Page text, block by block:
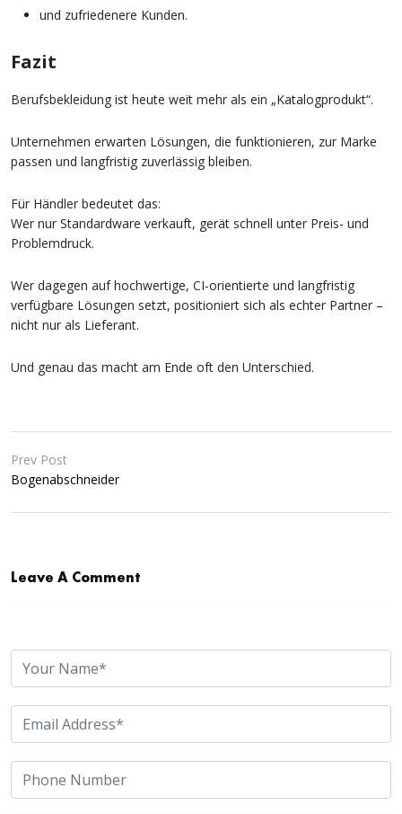
und zufriedenere Kunden.
Fazit
Berufsbekleidung ist heute weit mehr als ein „Katalogprodukt“.
Unternehmen erwarten Lösungen, die funktionieren, zur Marke
passen und langfristig zuverlässig bleiben.
Für Händler bedeutet das:
Wer nur Standardware verkauft, gerät schnell unter Preis- und
Problemdruck.
Wer dagegen auf hochwertige, CI-orientierte und langfristig
verfügbare Lösungen setzt, positioniert sich als echter Partner –
nicht nur als Lieferant.
Und genau das macht am Ende oft den Unterschied.
Prev Post
Bogenabschneider
Leave A Comment